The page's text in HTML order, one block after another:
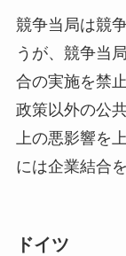
競争当局は競
うが、競争当
合の実施を禁
政策以外の公
上の悪影響を
には企業結合
ドイツ